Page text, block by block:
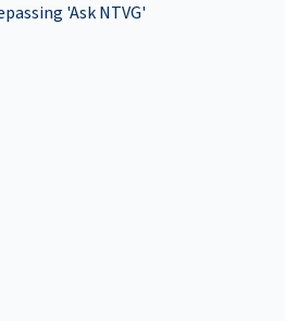
'Ask NTVG'